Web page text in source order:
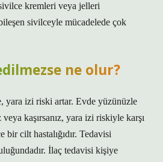
kremleri veya jelleri
sivilceyle mücadelede çok
ne olur?
yara izi riski artar. Evde yüzünüzle
veya kaşırsanız, yara izi riskiyle karşı
bir cilt hastalığıdır. Tedavisi
İlaç tedavisi kişiye